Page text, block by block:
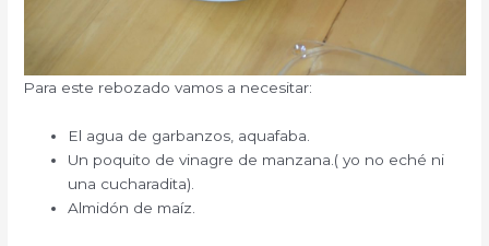
Para este rebozado vamos a necesitar:
El agua de garbanzos, aquafaba.
Un poquito de vinagre de manzana.( yo no eché ni
una cucharadita).
Almidón de maíz.